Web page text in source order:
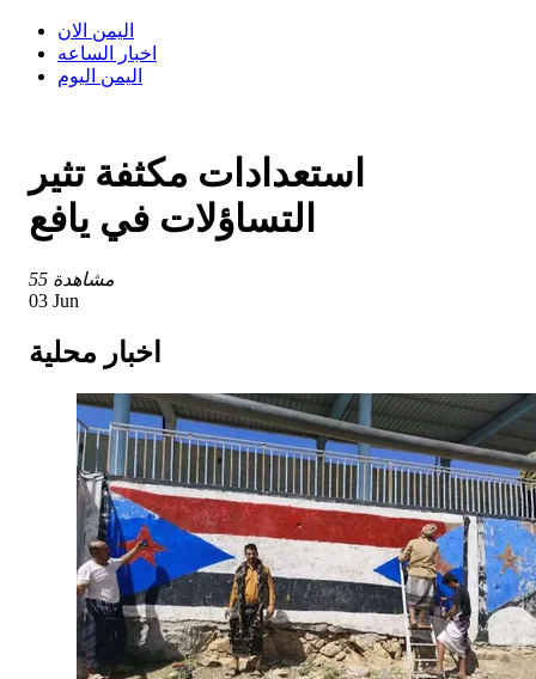
اليمن الان
اخبار الساعه
اليمن اليوم
استعدادات مكثفة تثير
التساؤلات في يافع
55 مشاهدة
03 Jun
اخبار محلية